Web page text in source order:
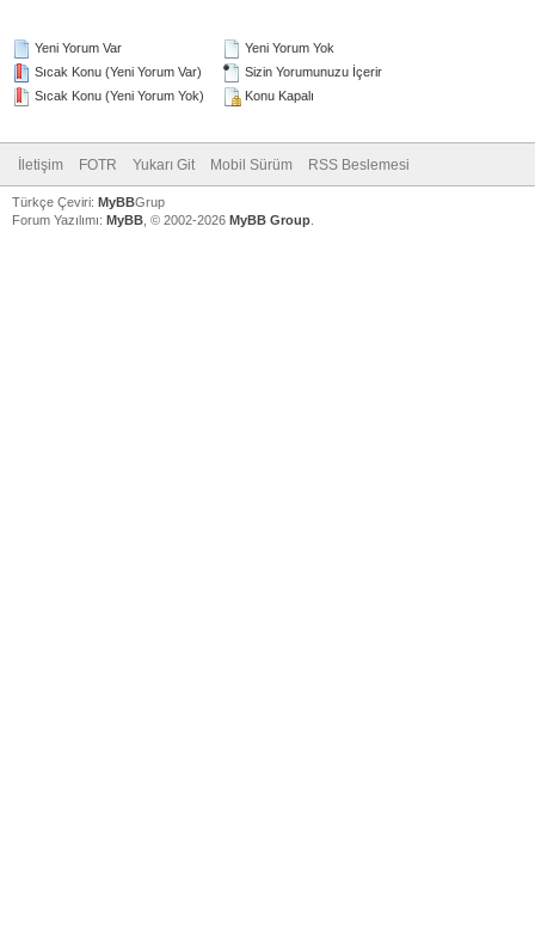
Yeni Yorum Var
Sıcak Konu (Yeni Yorum Var)
Sıcak Konu (Yeni Yorum Yok)
Yeni Yorum Yok
Sizin Yorumunuzu İçerir
Konu Kapalı
İletişim FOTR Yukarı Git Mobil Sürüm RSS Beslemesi
Türkçe Çeviri: MyBBGrup
Forum Yazılımı: MyBB , © 2002-2026 MyBB Group